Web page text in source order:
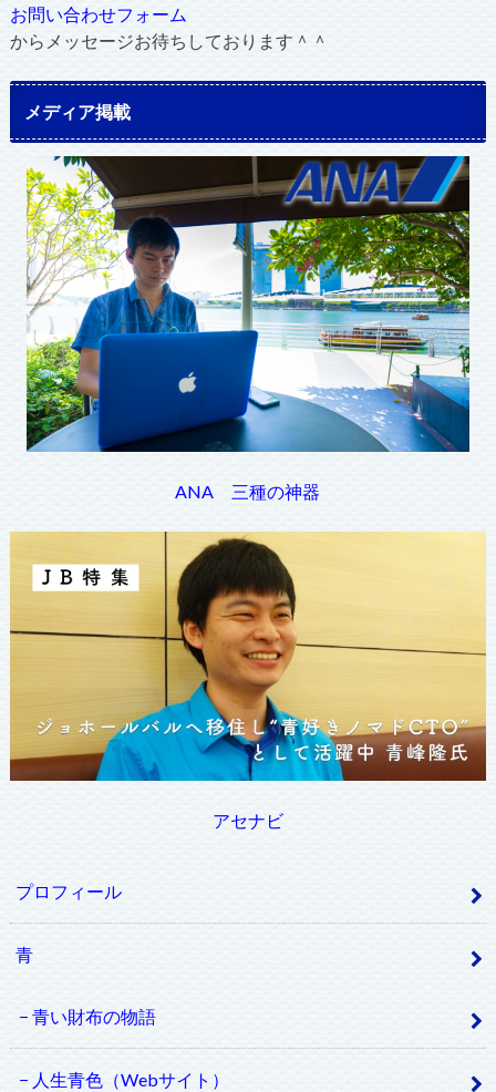
お問い合わせフォーム
からメッセージお待ちしております＾＾
メディア掲載
ANA 三種の神器
アセナビ
プロフィール
青
青い財布の物語
人生青色（Webサイト）